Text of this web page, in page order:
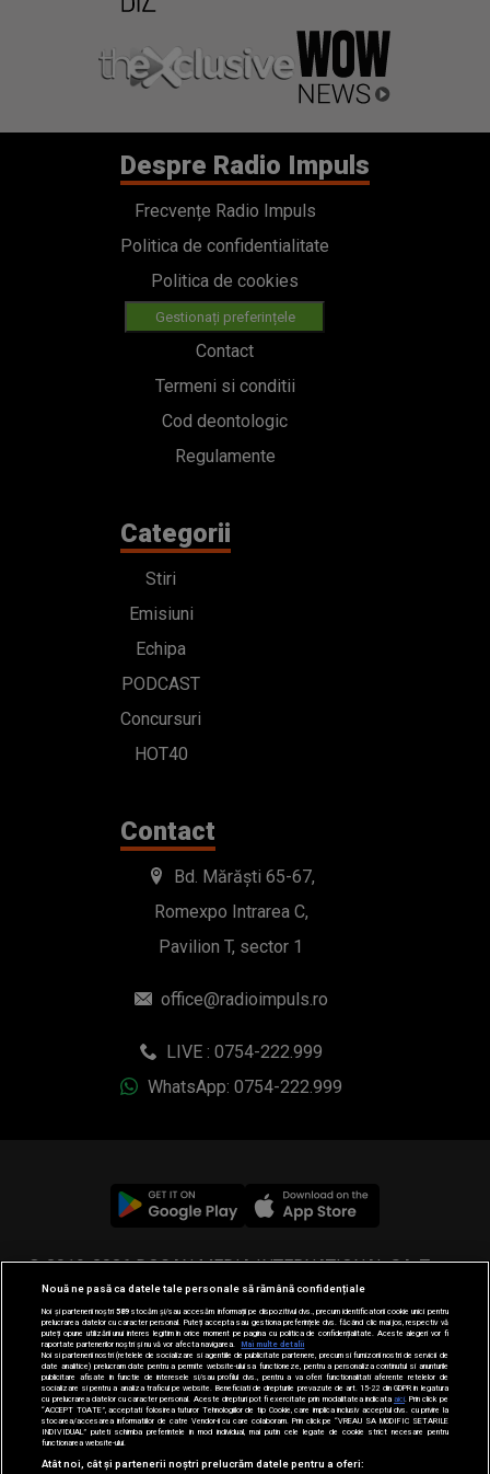
Despre Radio Impuls
Frecvențe Radio Impuls
Politica de confidentialitate
Politica de cookies
Gestionați preferințele
Contact
Termeni si conditii
Cod deontologic
Regulamente
Categorii
Stiri
Emisiuni
Echipa
PODCAST
Concursuri
HOT40
Contact
Bd. Mărăști 65-67,
Romexpo Intrarea C,
Pavilion T, sector 1
office@radioimpuls.ro
LIVE : 0754-222.999
WhatsApp: 0754-222.999
© 2019-2026 DOGAN MEDIA INTERNATIONAL SA, Toate
drepturile rezervate.
Nouă ne pasă ca datele tale personale să rămână confidențiale
Noi și partenerii noștri589stocăm și/sau accesăm informații pe dispozitivul dvs., precum identificatorii cookie unici pentru
prelucrarea datelor cu caracter personal. Puteți accepta sau gestiona preferințele dvs. făcând clic mai jos, respectiv vă
puteți opune utilizării unui interes legitim în orice moment pe pagina cu politica de confidențialitate. Aceste alegeri vor fi
raportate partenerilor noștri și nu vă vor afecta navigarea.
Mai multe detalii
Noi si partenerii nostri (retelele de socializare si agentiile de publicitate partenere, precum si furnizorii nostri de servicii de
date analitice) prelucram date pentru a permite website-ului sa functioneze, pentru a personaliza continutul si anunturile
publicitare afisate in functie de interesele si/sau profilul dvs., pentru a va oferi functionalitati aferente retelelor de
socializare si pentru a analiza traficul pe website. Beneficiati de drepturile prevazute de art. 15-22 din GDPR in legatura
cu prelucrarea datelor cu caracter personal. Aceste drepturi pot fi exercitate prin modalitatea indicataaici . Prin click pe
“ACCEPT TOATE”, acceptati folosirea tuturor Tehnologiilor de tip Cookie, care implica inclusiv acceptul dvs. cu privire la
stocarea/accesarea informatiilor de catre Vendor-ii cu care colaboram. Prin click pe “VREAU SA MODIFIC SETARILE
INDIVIDUAL” puteti schimba preferintele in mod individual, mai putin cele legate de cookie strict necesare pentru
functionarea website-ului.
Atât noi, cât și partenerii noștri prelucrăm datele pentru a oferi: